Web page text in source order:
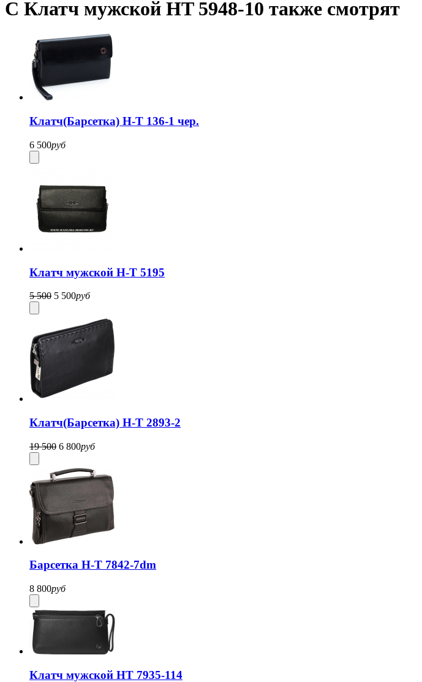
С Клатч мужской HT 5948-10 также смотрят
Клатч(Барсетка) H-T 136-1 чер.
6 500руб
Клатч мужской H-T 5195
5 500 5 500руб
Клатч(Барсетка) H-T 2893-2
19 500 6 800руб
Барсетка H-T 7842-7dm
8 800руб
Клатч мужской HT 7935-114